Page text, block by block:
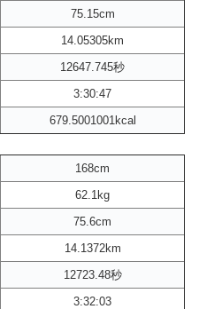
75.15cm
14.05305km
12647.745秒
3:30:47
679.5001001kcal
168cm
62.1kg
75.6cm
14.1372km
12723.48秒
3:32:03